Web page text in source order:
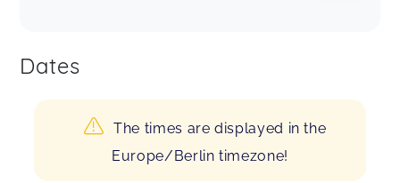
Dates
The times are displayed in the
Europe/Berlin timezone!